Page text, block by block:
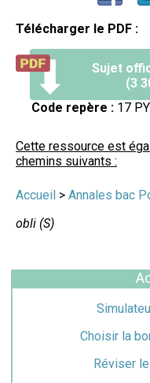
Télécharger le PDF :
Sujet
(3
Code repère : 17
Cette ressource est
chemins suivants :
Accueil > Annales bac
obli (S)
Choisir la
Réviser